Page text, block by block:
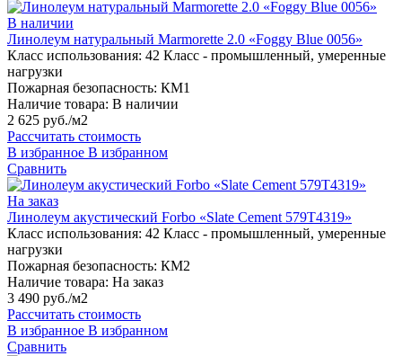
В наличии
Линолеум натуральный Marmorette 2.0 «Foggy Blue 0056»
Класс использования: 42 Класс - промышленный, умеренные
нагрузки
Пожарная безопасность: КМ1
Наличие товара: В наличии
2 625 руб./м2
Рассчитать стоимость
В избранное В избранном
Сравнить
На заказ
Линолеум акустический Forbo «Slate Cement 579T4319»
Класс использования: 42 Класс - промышленный, умеренные
нагрузки
Пожарная безопасность: КМ2
Наличие товара: На заказ
3 490 руб./м2
Рассчитать стоимость
В избранное В избранном
Сравнить